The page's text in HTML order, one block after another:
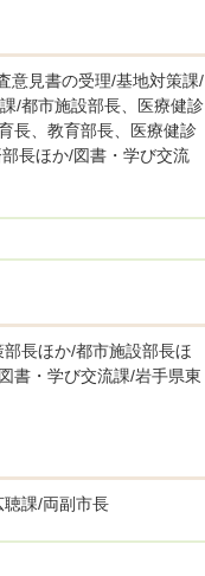
意見書の受理/基地対策課/
/都市施設部長、医療健診
長、教育部長、医療健診
長ほか/図書・学び交流
長ほか/都市施設部長ほ
書・学び交流課/岩手県東
課/両副市長